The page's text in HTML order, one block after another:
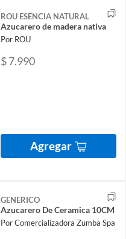
ROU ESENCIA NATURAL
Azucarero de madera nativa
Por ROU
$ 7.990
Agregar
GENERICO
Azucarero De Ceramica 10CM
Por Comercializadora Zumba Spa